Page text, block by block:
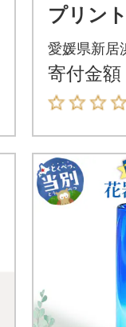
プリン
2wayレ
オーロ
眠れる
愛媛県新居
寄付金額